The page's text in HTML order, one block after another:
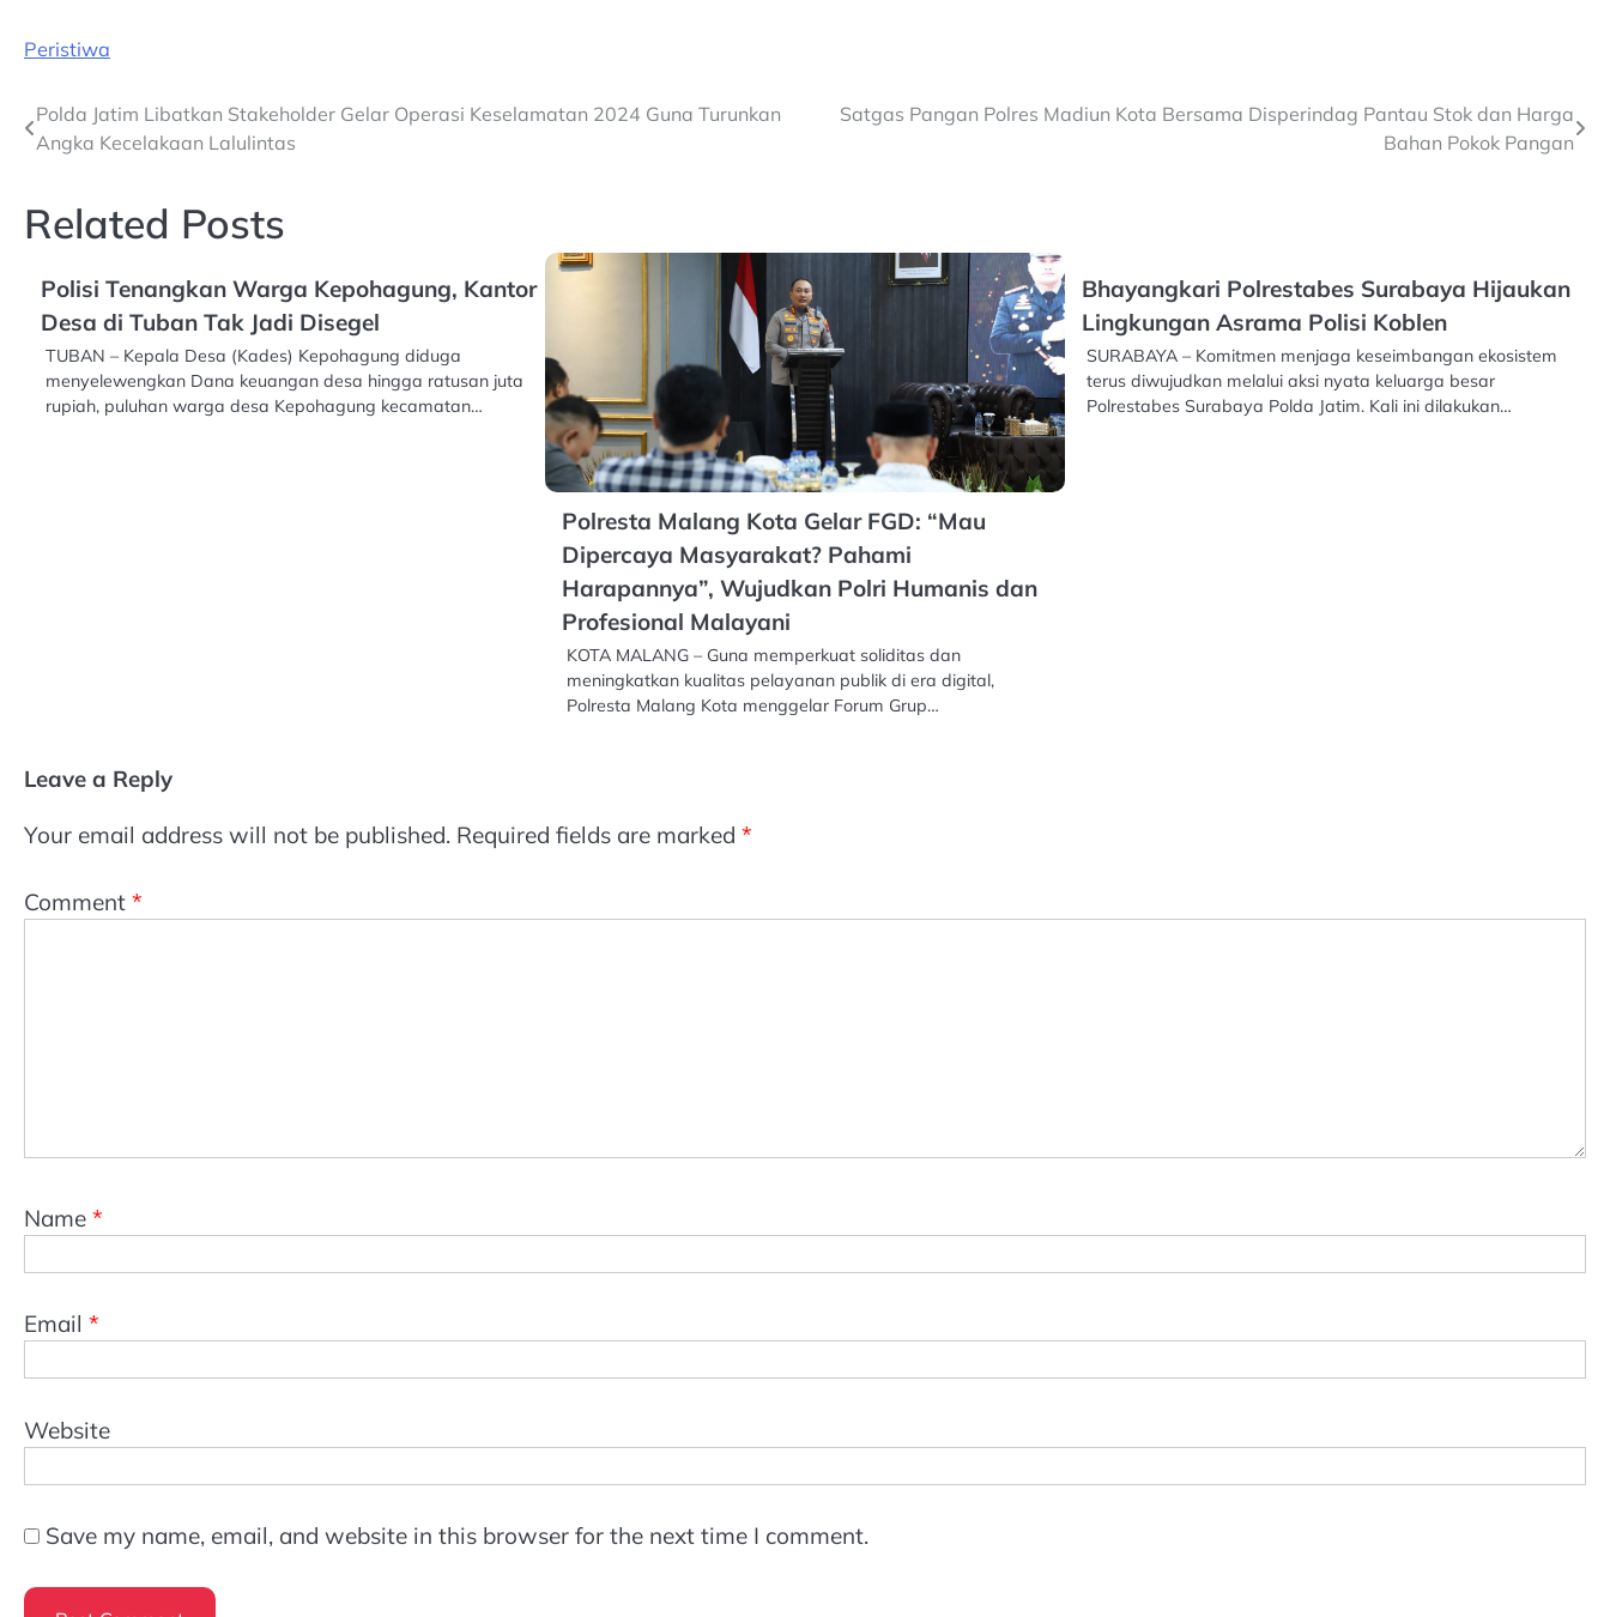
Peristiwa
Post
navigation
Polda Jatim Libatkan Stakeholder Gelar Operasi Keselamatan 2024 Guna Turunkan
Angka Kecelakaan Lalulintas
Satgas Pangan Polres Madiun Kota Bersama Disperindag Pantau Stok dan Harga
Bahan Pokok Pangan
Related Posts
Polisi Tenangkan Warga Kepohagung, Kantor
Desa di Tuban Tak Jadi Disegel
TUBAN – Kepala Desa (Kades) Kepohagung diduga
menyelewengkan Dana keuangan desa hingga ratusan juta
rupiah, puluhan warga desa Kepohagung kecamatan…
Polresta Malang Kota Gelar FGD: “Mau
Dipercaya Masyarakat? Pahami
Harapannya”, Wujudkan Polri Humanis dan
Profesional Malayani
KOTA MALANG – Guna memperkuat soliditas dan
meningkatkan kualitas pelayanan publik di era digital,
Polresta Malang Kota menggelar Forum Grup…
Bhayangkari Polrestabes Surabaya Hijaukan
Lingkungan Asrama Polisi Koblen
SURABAYA – Komitmen menjaga keseimbangan ekosistem
terus diwujudkan melalui aksi nyata keluarga besar
Polrestabes Surabaya Polda Jatim. Kali ini dilakukan…
Leave a Reply
Your email address will not be published. Required fields are marked *
Comment *
Name *
Email *
Website
Save my name, email, and website in this browser for the next time I comment.